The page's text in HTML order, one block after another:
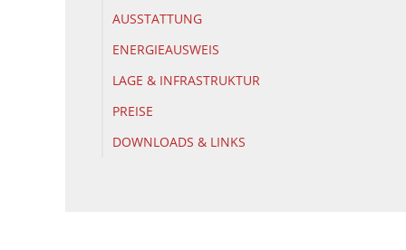
AUSSTATTUNG
ENERGIEAUSWEIS
LAGE & INFRASTRUKTUR
PREISE
DOWNLOADS & LINKS